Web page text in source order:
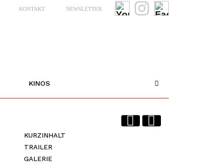
KONTAKT NEWSLETTER
KINOS
KURZINHALT
TRAILER
GALERIE